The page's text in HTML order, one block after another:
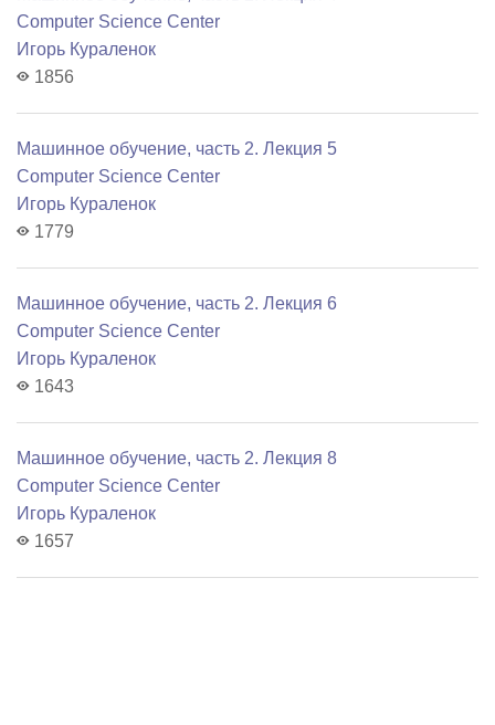
Computer Science Center
Игорь Кураленок
1856
Машинное обучение, часть 2. Лекция 5
Computer Science Center
Игорь Кураленок
1779
Машинное обучение, часть 2. Лекция 6
Computer Science Center
Игорь Кураленок
1643
Машинное обучение, часть 2. Лекция 8
Computer Science Center
Игорь Кураленок
1657